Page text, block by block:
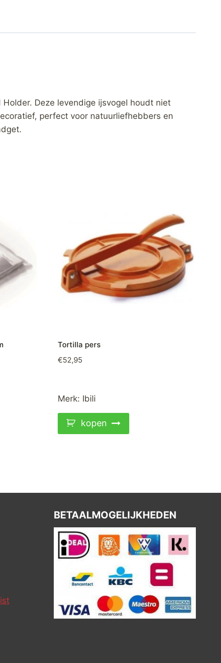
Deze levendige ijsvogel houdt niet
perfect voor natuurliefhebbers en
Tortilla pers
€52,95
Merk: Ibili
kopen
BETAALMOGELIJKHEDEN